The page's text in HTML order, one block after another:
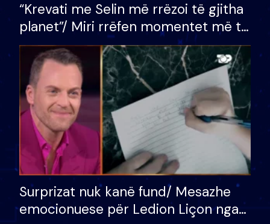
“Krevati me Selin më rrëzoi të gjitha
planet”/ Miri rrëfen momentet më të
bukura në shtëpinë e BB VIP: Do më
mungojë zilja e mëngjesit kur…
Surprizat nuk kanë fund/ Mesazhe
emocionuese për Ledion Liçon nga